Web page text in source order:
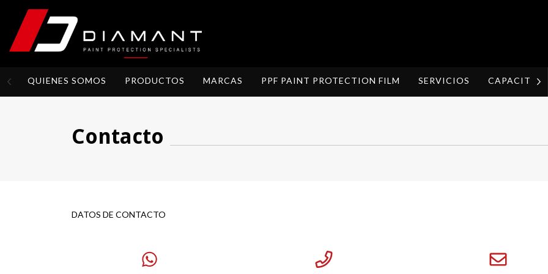
QUIENES SOMOS PRODUCTOS MARCAS PPF PAINT PROTECTION FILM SERVICIOS
Contacto
DATOS DE CONTACTO